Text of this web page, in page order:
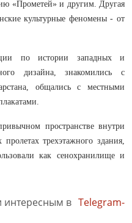
«Прометей» и другим. Другая
культурные феномены - от
по истории западных и
дизайна, знакомились с
общались с местными
пространстве внутри
трехэтажного здания,
как сенохранилище и
интересным в Telegram-